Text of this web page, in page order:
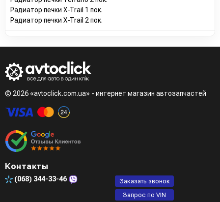
Радиатор печки X-Trail 1 пок.
Радиатор печки X-Trail 2 пок.
© 2026 «avtoclick.com.ua» - интернет магазин автозапчастей
Контакты
(068) 344-33-46
Заказать звонок
Запрос по VIN